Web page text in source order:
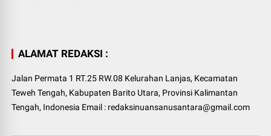
ALAMAT REDAKSI :
Jalan Permata 1 RT.25 RW.08 Kelurahan Lanjas, Kecamatan
Teweh Tengah, Kabupaten Barito Utara, Provinsi Kalimantan
Tengah, Indonesia Email : redaksinuansanusantara@gmail.com